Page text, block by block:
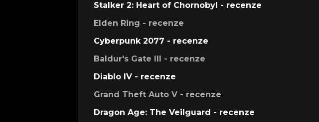
Stalker 2: Heart of Chornobyl - recenze
Elden Ring - recenze
Cyberpunk 2077 - recenze
Baldur's Gate III - recenze
Diablo IV - recenze
Grand Theft Auto V - recenze
Dragon Age: The Veilguard - recenze